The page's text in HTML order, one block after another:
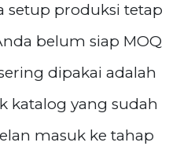
setup produksi tetap
belum siap MOQ
dipakai adalah
katalog yang sudah
masuk ke tahap